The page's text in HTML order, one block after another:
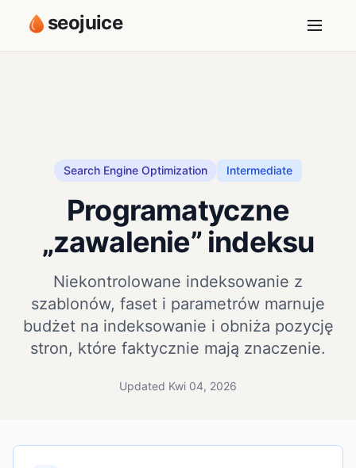
seojuice
Search Engine Optimization Intermediate
Programatyczne
„zawalenie” indeksu
Niekontrolowane indeksowanie z
szablonów, faset i parametrów marnuje
budżet na indeksowanie i obniża pozycję
stron, które faktycznie mają znaczenie.
Updated Kwi 04, 2026